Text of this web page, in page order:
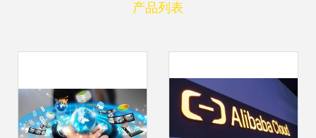
产品列表